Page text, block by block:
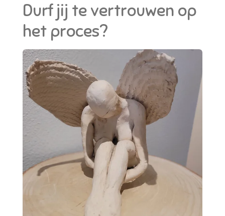
Durf jij te vertrouwen op
het proces?